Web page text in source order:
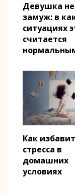
Девушка не
замуж: в
ситуациях
считается
Как
стресса в
домашних
условиях